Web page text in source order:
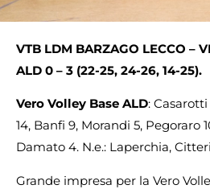
VTB LDM BARZAGO LECCO –
ALD 0 – 3 (22-25, 24-26, 14-25).
Vero Volley Base ALD: Casarotti
14, Banfi 9, Morandi 5, Pegoraro
Damato 4. N.e.: Laperchia,
Grande impresa per la Vero